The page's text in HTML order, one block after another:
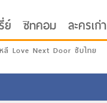
ย์ ซิทคอม ละครเก่า
ลี Love Next Door ซับไทย